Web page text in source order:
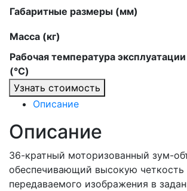
Габаритные размеры (мм)
Масса (кг)
Рабочая температура эксплуатации
(°C)
Узнать стоимость
Описание
Описание
36-кратный моторизованный зум-
обеспечивающий высокую четкость
передаваемого изображения в